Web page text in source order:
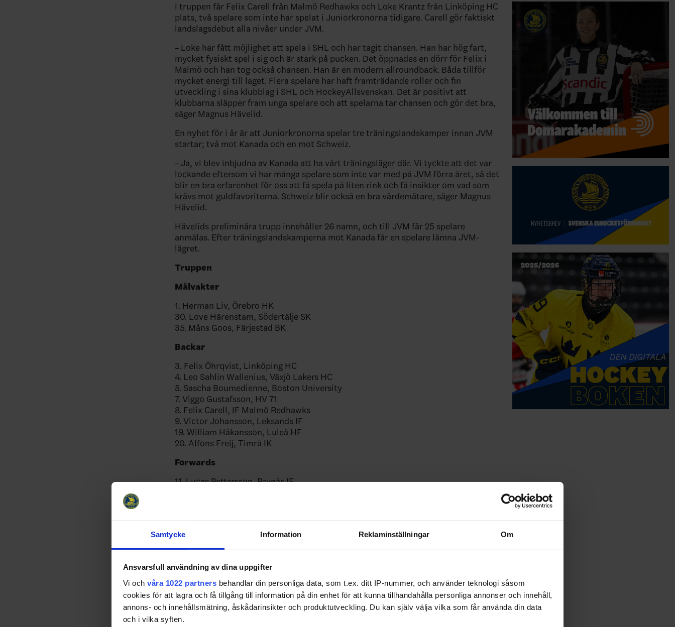
Samtycke Information Reklaminställningar Om
Ansvarsfull användning av dina uppgifter
Vi och våra 1022 partners behandlar din personliga data, som t.ex. ditt IP-nummer, och använder teknologi såsom
cookies för att lagra och få tillgång till information på din enhet för att kunna tillhandahålla personliga annonser och innehåll,
annons- och innehållsmätning, åskådarinsikter och produktutveckling. Du kan själv välja vilka som får använda din data
och i vilka syften.
I truppen får Felix Carell från Malmö Redhawks och Loke Krantz från Linköping HC
plats, två spelare som inte har spelat i Juniorkronorna tidigare. Carell gör faktiskt
landslagsdebut alla nivåer under JVM.
– Loke har fått möjlighet att spela i SHL och har tagit chansen. Han har hög fart,
mycket fysiskt spel i sig och är stark på pucken. Det öppnades en dörr för Felix i
Malmö och han tog också chansen. Han är en modern allroundback. Båda tillför
mycket energi till laget. Flera spelare har haft framträdande roller och fin
utveckling i sina klubblag i SHL och HockeyAllsvenskan. Det är positivt att
klubbarna släpper fram unga spelare och att spelarna tar chansen och gör det bra,
säger Magnus Hävelid.
En nyhet för i år är att Juniorkronorna spelar tre träningslandskamper innan JVM
startar; två mot Kanada och en mot Schweiz.
– Ja, vi blev inbjudna av Kanada att ha vårt träningsläger där. Vi tyckte att det var
lockande eftersom vi har många spelare som inte var med på JVM förra året, så det
blir en bra erfarenhet för oss att få spela på liten rink och få insikter om vad som
krävs mot guldfavoriterna. Schweiz blir också en bra värdemätare, säger Magnus
Hävelid.
Hävelids preliminära trupp innehåller 26 namn, och till JVM får 25 spelare
anmälas. Efter träningslandskamperna mot Kanada får en spelare lämna JVM-
lägret.
Truppen
Målvakter
1. Herman Liv, Örebro HK
30. Love Härenstam, Södertälje SK
35. Måns Goos, Färjestad BK
Backar
3. Felix Öhrqvist, Linköping HC
4. Leo Sahlin Wallenius, Växjö Lakers HC
5. Sascha Boumedienne, Boston University
7. Viggo Gustafsson, HV 71
8. Felix Carell, IF Malmö Redhawks
9. Victor Johansson, Leksands IF
19. William Håkansson, Luleå HF
20. Alfons Freij, Timrå IK
Forwards
11. Lucas Pettersson, Brynäs IF
18. Victor Eklund Djurgårdens IF
21. Viggo Björck, Djurgårdens IF
23. Liam Danielsson, Örebro HK
25. Eddie Genborg, Timrå IK
26. Jack Berglund, Färjestad BK
27. Wilson Björck, Colorado College
28. Eric Nilson, Michigan State University